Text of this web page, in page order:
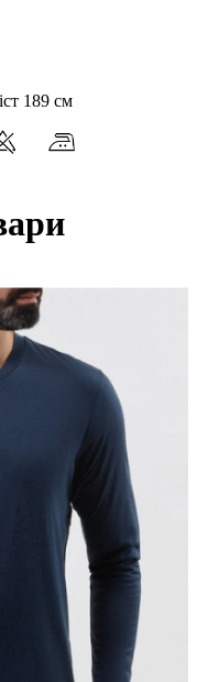
189 см